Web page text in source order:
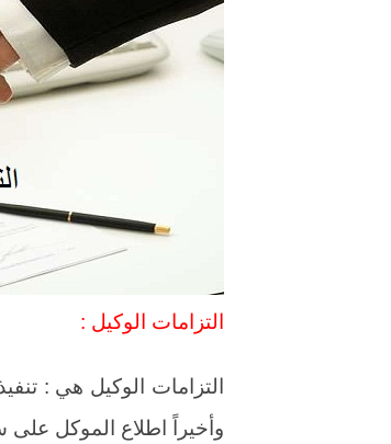
التزامات الوكيل :
التزامات الوكيل هي :
وأخيراً اطلاع الموكل